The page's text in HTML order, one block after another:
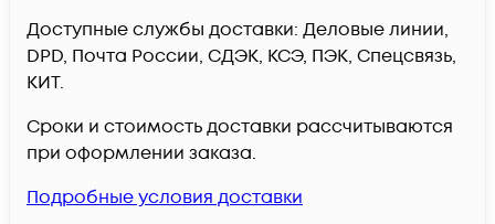
Доступные службы доставки: Деловые линии,
DPD, Почта России, СДЭК, КСЭ, ПЭК, Спецсвязь,
КИТ.
Сроки и стоимость доставки рассчитываются
при оформлении заказа.
Подробные условия доставки